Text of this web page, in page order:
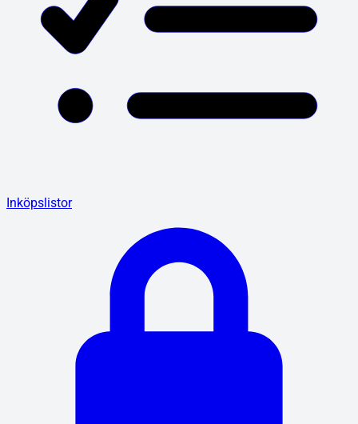
Inköpslistor